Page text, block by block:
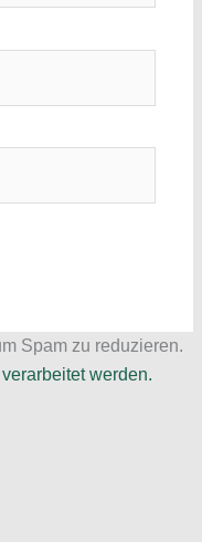
Spam zu reduzieren.
werden.